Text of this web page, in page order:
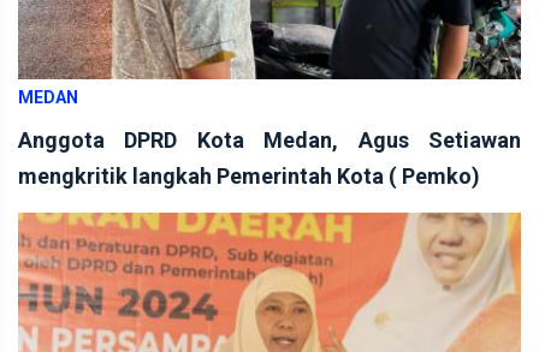
MEDAN
Anggota DPRD Kota Medan, Agus Setiawan
mengkritik langkah Pemerintah Kota ( Pemko)